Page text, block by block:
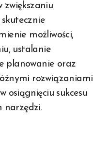
zwiększaniu
możliwości,
ustalanie
planowanie oraz
rozwiązaniami
osiągnięciu sukcesu
narzędzi.